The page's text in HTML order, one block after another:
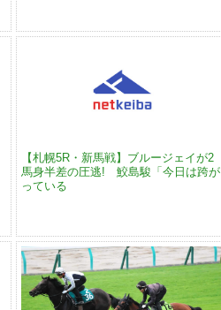
【札幌5R・新馬戦】ブルージェイが2
馬身半差の圧逃! 鮫島駿「今日は跨が
っている